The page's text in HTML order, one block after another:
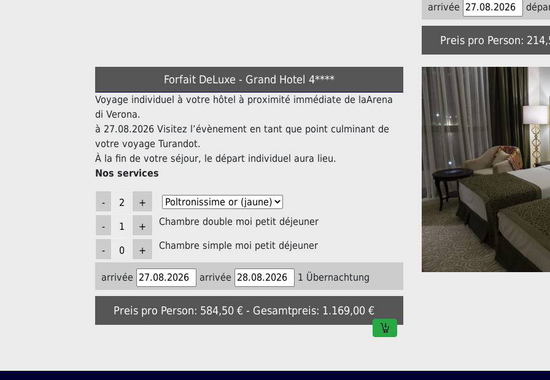
arrivée
Preis pro Person:
Forfait DeLuxe - Grand Hotel 4****
Voyage individuel à votre hôtel à proximité immédiate de laArena
di Verona.
à 27.08.2026 Visitez l’évènement en tant que point culminant de
votre voyage Turandot.
À la fin de votre séjour, le départ individuel aura lieu.
Nos services
Chambre double moi petit déjeuner
Chambre simple moi petit déjeuner
arrivée arrivée 1 Übernachtung
Preis pro Person: 584,50 € - Gesamtpreis: 1.169,00 €